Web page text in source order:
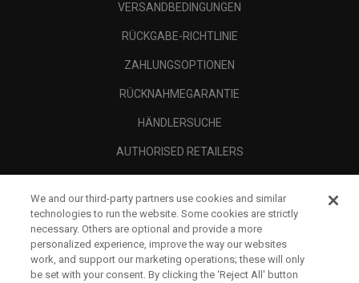
VERSANDBEDINGUNGEN
RÜCKGABE-RICHTLINIE
ZAHLUNGSOPTIONEN
RÜCKNAHMEGARANTIE
HÄNDLERSUCHE
AUTHORISED RETAILERS
UNTERNEHMENSPROFIL
RECHTLICHES-
We and our third-party partners use cookies and similar
technologies to run the website. Some cookies are strictly
necessary. Others are optional and provide a more
personalized experience, improve the way our websites
work, and support our marketing operations; these will only
be set with your consent. By clicking the ‘Reject All' button